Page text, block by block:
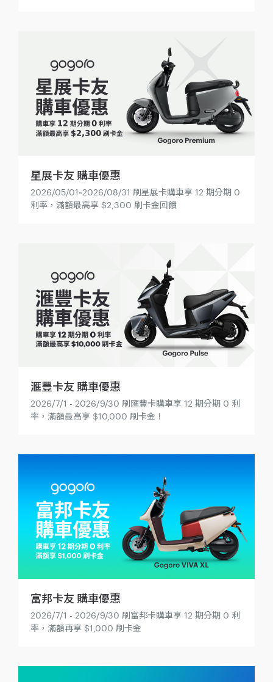
星展卡友 購車優惠
2026/05/01~2026/08/31 刷星展卡購車享 12 期分期 0
利率，滿額最高享 $2,300 刷卡金回饋
滙豐卡友 購車優惠
2026/7/1 - 2026/9/30 刷匯豐卡購車享 12 期分期 0 利
率，滿額最高享 $10,000 刷卡金！
富邦卡友 購車優惠
2026/7/1 - 2026/9/30 刷富邦卡購車享 12 期分期 0 利
率，滿額再享 $1,000 刷卡金